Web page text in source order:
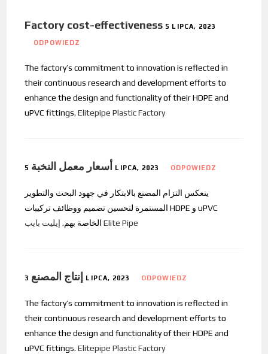
Factory cost-effectiveness 5 LIPCA, 2023
ODPOWIEDZ
The factory’s commitment to innovation is reflected in
their continuous research and development efforts to
enhance the design and functionality of their HDPE and
uPVC fittings.Elitepipe Plastic Factory
أسعار معمل النخبة 5 LIPCA, 2023 ODPOWIEDZ
ينعكس التزام المصنع بالابتكار في جهود البحث والتطوير
المستمرة لتحسين تصميم ووظائف تركيبات HDPE و uPVC
الخاصة بهم. إيليت بايب Elite Pipe
إنتاج المصنع 3 LIPCA, 2023 ODPOWIEDZ
The factory’s commitment to innovation is reflected in
their continuous research and development efforts to
enhance the design and functionality of their HDPE and
uPVC fittings.Elitepipe Plastic Factory